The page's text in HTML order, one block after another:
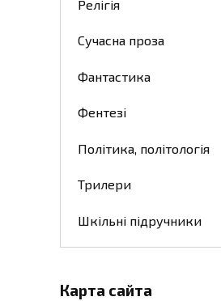
Релігія
Сучасна проза
Фантастика
Фентезі
Політика, політологія
Трилери
Шкільні підручники
Карта сайта